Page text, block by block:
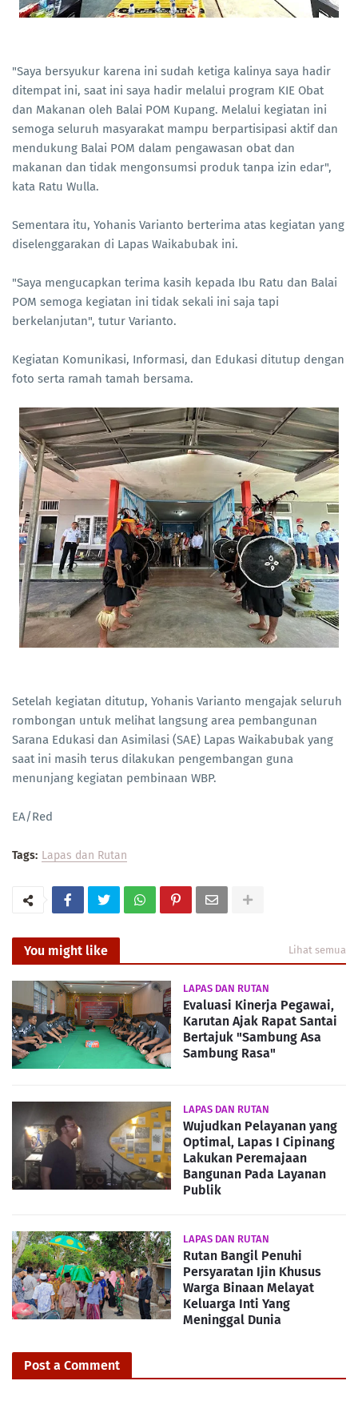
"Saya bersyukur karena ini sudah ketiga kalinya saya hadir
ditempat ini, saat ini saya hadir melalui program KIE Obat
dan Makanan oleh Balai POM Kupang. Melalui kegiatan ini
semoga seluruh masyarakat mampu berpartisipasi aktif dan
mendukung Balai POM dalam pengawasan obat dan
makanan dan tidak mengonsumsi produk tanpa izin edar",
kata Ratu Wulla.
Sementara itu, Yohanis Varianto berterima atas kegiatan yang
diselenggarakan di Lapas Waikabubak ini.
"Saya mengucapkan terima kasih kepada Ibu Ratu dan Balai
POM semoga kegiatan ini tidak sekali ini saja tapi
berkelanjutan", tutur Varianto.
Kegiatan Komunikasi, Informasi, dan Edukasi ditutup dengan
foto serta ramah tamah bersama.
Setelah kegiatan ditutup, Yohanis Varianto mengajak seluruh
rombongan untuk melihat langsung area pembangunan
Sarana Edukasi dan Asimilasi (SAE) Lapas Waikabubak yang
saat ini masih terus dilakukan pengembangan guna
menunjang kegiatan pembinaan WBP.
EA/Red
Tags: Lapas dan Rutan
You might like Lihat semua
LAPAS DAN RUTAN
Evaluasi Kinerja Pegawai,
Karutan Ajak Rapat Santai
Bertajuk "Sambung Asa
Sambung Rasa"
LAPAS DAN RUTAN
Wujudkan Pelayanan yang
Optimal, Lapas I Cipinang
Lakukan Peremajaan
Bangunan Pada Layanan
Publik
LAPAS DAN RUTAN
Rutan Bangil Penuhi
Persyaratan Ijin Khusus
Warga Binaan Melayat
Keluarga Inti Yang
Meninggal Dunia
Post a Comment